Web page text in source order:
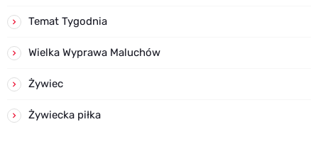
Temat Tygodnia
Wielka Wyprawa Maluchów
Żywiec
Żywiecka piłka